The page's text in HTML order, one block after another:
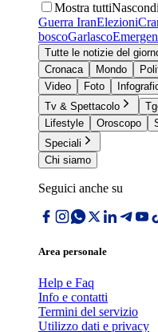
Mostra tuttiNascondi
Guerra IranElezioni
boscoGarlasco
Tutte le notizie del
Cronaca
Mondo
Video
Foto
Tv & Spettacolo
Lifestyle
Oroscopo
Speciali
Chi siamo
Seguici anche su
Area personale
Help e Faq
Info e contatti
Termini del servizio
Utilizzo dati e privacy